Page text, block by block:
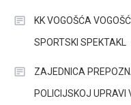
KK VOGOŠĆA
SPORTSKI SPEKTAKL
ZAJEDNICA
POLICIJSKOJ UPRAVI